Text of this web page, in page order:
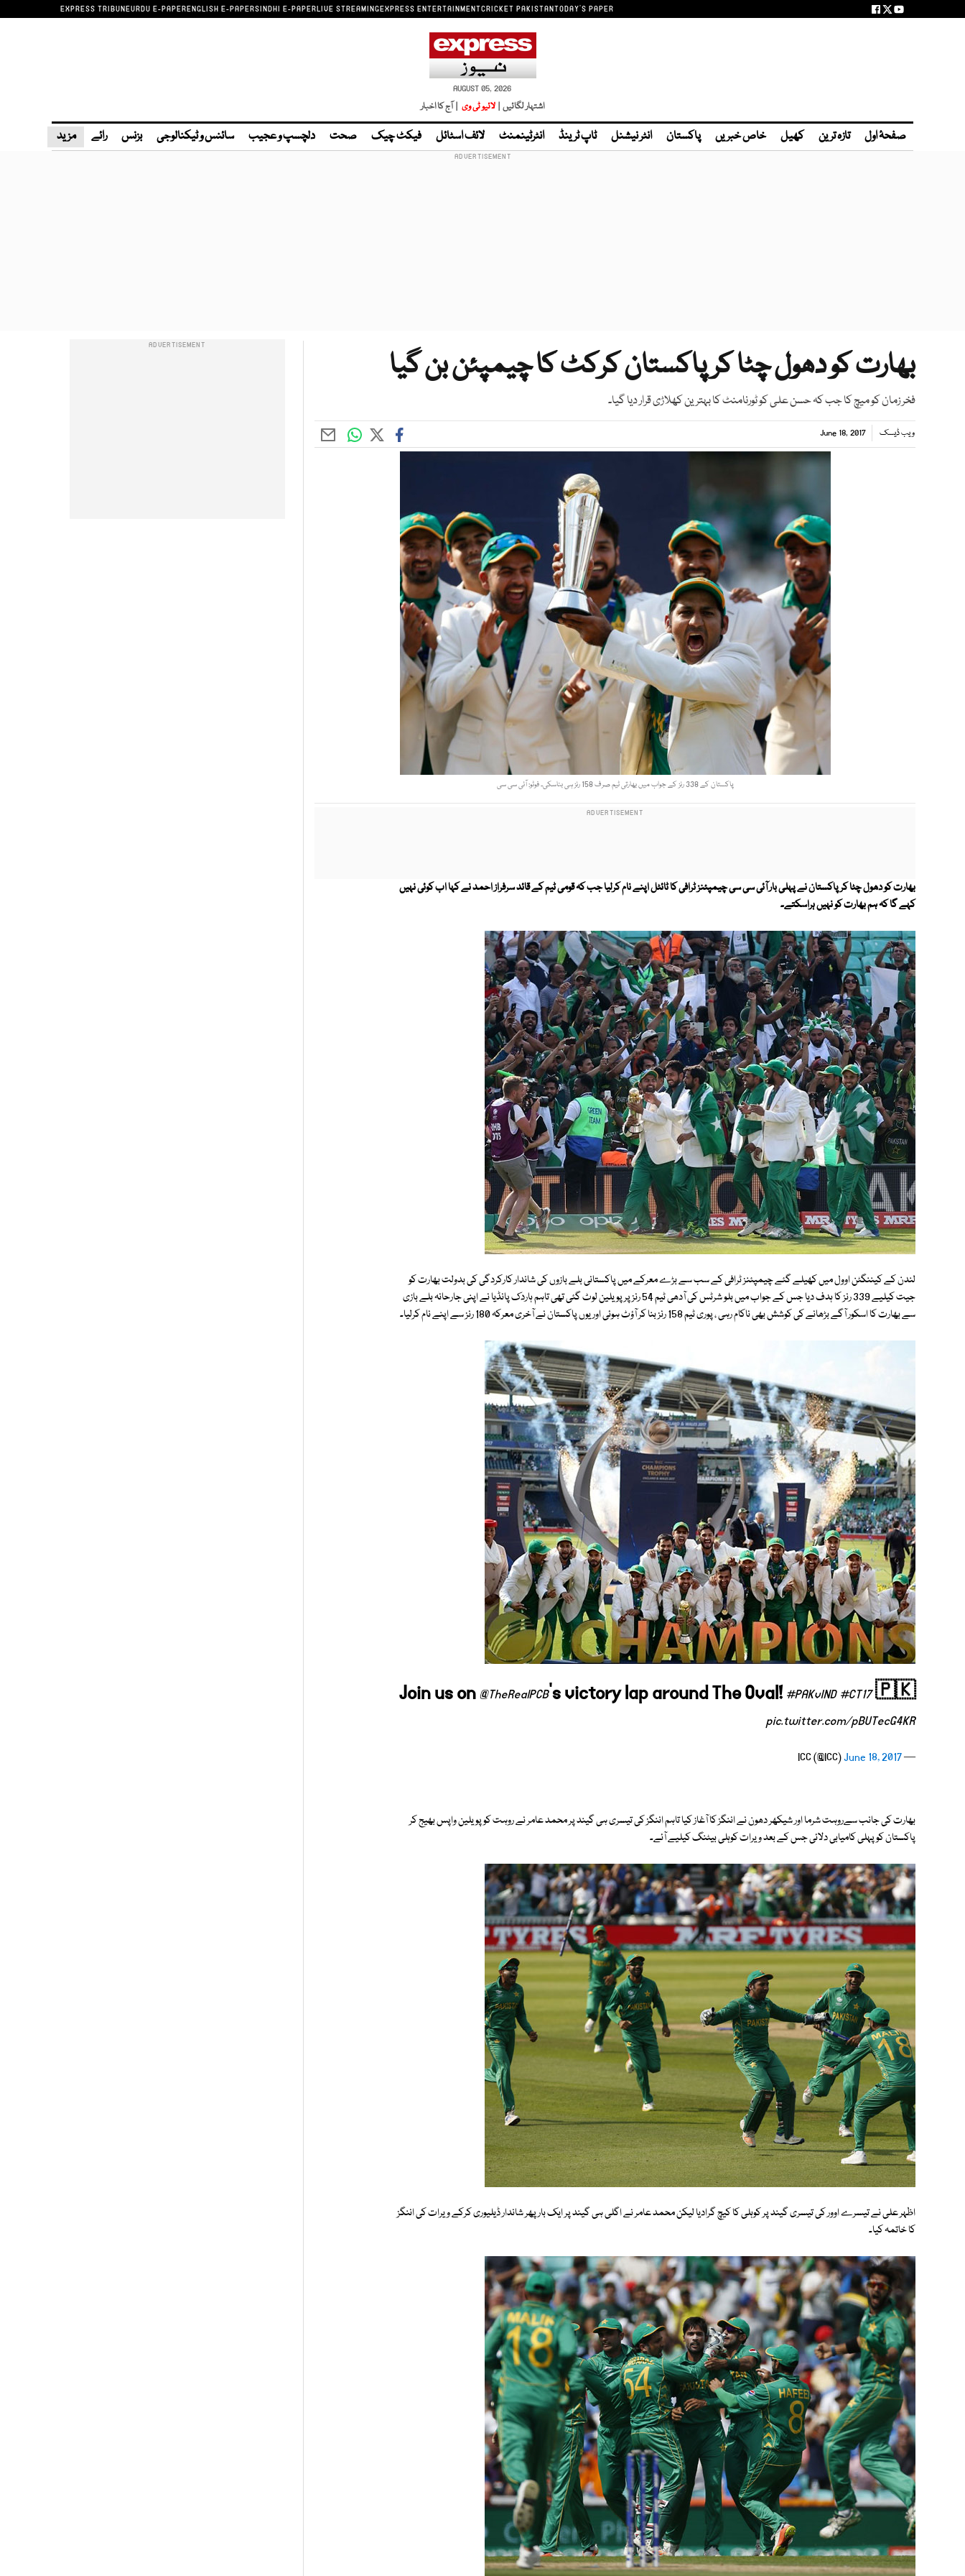
EXPRESS TRIBUNEURDU E-PAPERENGLISH E-PAPERSINDHI E-PAPERLIVE STREAMINGEXPRESS ENTERTAINMENTCRICKET PAKISTANTODAY'S PAPER
AUGUST 05, 2026
اشتہار لگائیں | لائیو ٹی وی | آج کا اخبار
صفحۂ اول تازہ ترین کھیل خاص خبریں پاکستان انٹر نیشنل ٹاپ ٹرینڈ انٹرٹینمنٹ لائف اسٹائل فیکٹ چیک صحت دلچسپ و عجیب سائنس و ٹیکنالوجی بزنس رائے مزید
بھارت کو دھول چٹا کرپاکستان کرکٹ کا چیمپئن بن گیا
فخر زمان کو میچ کا جب کہ حسن علی کو ٹورنامنٹ کا بہترین کھلاڑی قرار دیا گیا۔
ویب ڈیسک June 18, 2017
پاکستان کے 338 رنز کے جواب میں بھارتی ٹیم صرف 158 رنز ہی بناسکی۔ فوٹو: آئی سی سی
بھارت کو دھول چٹا کر پاکستان نے پہلی بار آئی سی سی چیمپئنز ٹرافی کا ٹائٹل اپنے نام کرلیا جب کہ قومی ٹیم کے قائد سرفراز احمد نے کہا اب کوئی نہیں
کہے گا کہ ہم بھارت کو نہیں ہراسکتے۔
لندن کے کیننگٹن اوول میں کھیلے گئے چیمپئنز ٹرافی کے سب سے بڑے معرکے میں پاکستانی بلے بازوں کی شاندار کارکردگی کی بدولت بھارت کو
جیت کیلیے 339 رنز کا ہدف دیا جس کے جواب میں بلو شرٹس کی آدھی ٹیم 54 رنز پر پویلین لوٹ گئی تھی تاہم ہاردک پانڈیا نے اپنی جارحانہ بلے بازی
سے بھارت کا اسکور آگے بڑھانے کی کوشش بھی ناکام رہی ، پوری ٹیم 158 رنز بنا کر آؤٹ ہوئی اور یوں پاکستان نے آخری معرکہ 180 رنز سے اپنے نام کرلیا۔
Join us on @TheRealPCB's victory lap around The Oval! #PAKvIND #CT17🇵🇰
pic.twitter.com/pBUTecG4KR
— ICC (@ICC)
June 18, 2017
بھارت کی جانب سےروہت شرما اور شیکھر دھون نے اننگز کا آغاز کیا تاہم اننگز کی تیسری ہی گیند پر محمد عامر نے روہت کو پویلین واپس بھیج کر
پاکستان کو پہلی کامیابی دلائی جس کے بعد ویرات کوہلی بیٹنگ کیلیے آئے۔
اظہر علی نے تیسرے اوور کی تیسری گیند پر کوہلی کا کیچ گرادیا لیکن محمد عامر نے اگلی ہی گیند پر ایک بار پھر شاندار ڈیلیوری کرکے ویرات کی اننگز
کا خاتمہ کیا۔